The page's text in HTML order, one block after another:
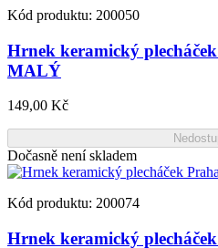
Kód produktu: 200050
Hrnek keramický
MALÝ
149,00 Kč
Dočasně není skladem
Kód produktu: 200074
Hrnek keramický